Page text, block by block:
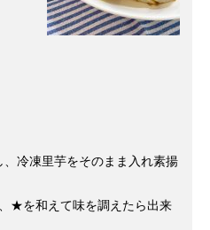
、冷凍里芋をそのまま入れ素揚
★を和えて味を調えたら出来